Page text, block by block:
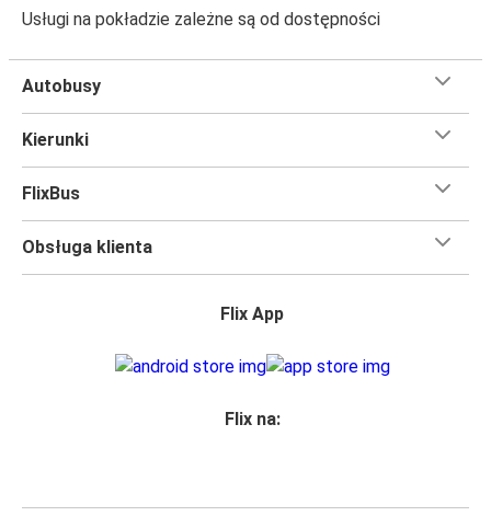
Usługi na pokładzie zależne są od dostępności
Autobusy
Kierunki
FlixBus
Obsługa klienta
Flix App
Flix na: